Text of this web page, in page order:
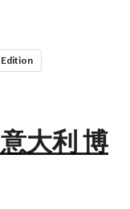
Edition
大利 博